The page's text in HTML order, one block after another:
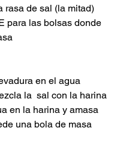
rasa de sal (la mitad)
para las bolsas donde
en el agua
la  sal con la harina
en la harina y amasa
una bola de masa